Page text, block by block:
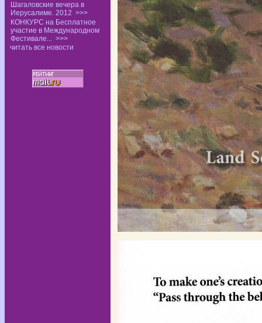
Шагаловские вечера в
Иерусалиме. 2012 >>>
КОНКУРС на Бесплатное
участие в Международном
Фестивале... >>>
читать все новости